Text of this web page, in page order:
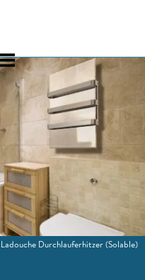
Durchlauferhitzer(Solable)